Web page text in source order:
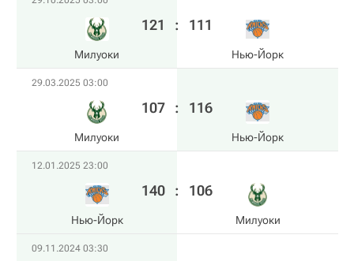
Милуоки
121 : 111
Нью-Йорк
29.03.2025 03:00
Милуоки
107 : 116
Нью-Йорк
12.01.2025 23:00
Нью-Йорк
140 : 106
Милуоки
09.11.2024 03:30